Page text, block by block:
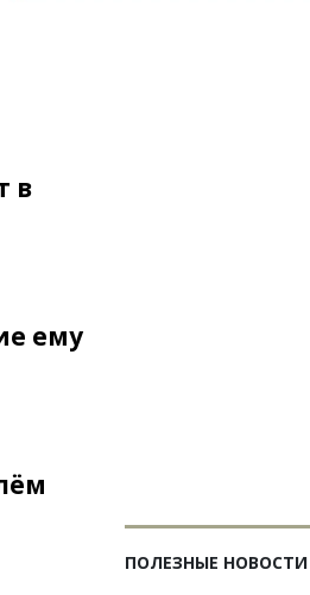
в
ему
ПОЛЕЗНЫЕ НОВОСТИ